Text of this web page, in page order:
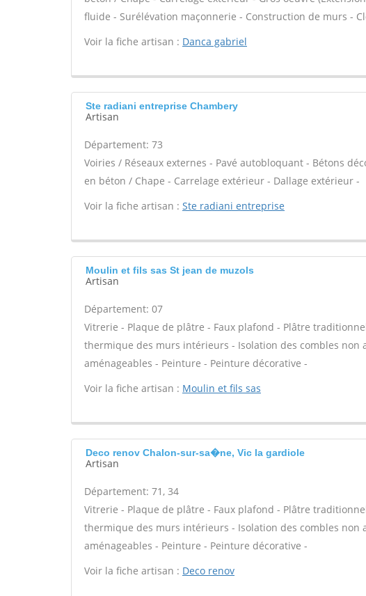
fluide - Surélévation maçonnerie - Construction de murs -
Voir la fiche artisan : Danca gabriel
Ste radiani entreprise Chambery
Artisan
Département: 73
Voiries / Réseaux externes - Pavé autobloquant - Bétons
en béton / Chape - Carrelage extérieur - Dallage extérieur -
Voir la fiche artisan : Ste radiani entreprise
Moulin et fils sas St jean de muzols
Artisan
Département: 07
Vitrerie - Plaque de plâtre - Faux plafond - Plâtre
thermique des murs intérieurs - Isolation des combles non
aménageables - Peinture - Peinture décorative -
Voir la fiche artisan : Moulin et fils sas
Deco renov Chalon-sur-sa�ne, Vic la gardiole
Artisan
Département: 71, 34
Vitrerie - Plaque de plâtre - Faux plafond - Plâtre
thermique des murs intérieurs - Isolation des combles non
aménageables - Peinture - Peinture décorative -
Voir la fiche artisan : Deco renov